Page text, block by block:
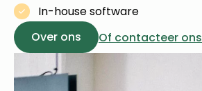
In-house software
Over ons
Of contacteer ons